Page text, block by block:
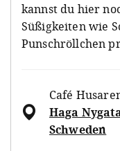
kannst du hier
Süßigkeiten wie
Punschröllchen
Café
Haga
Schweden